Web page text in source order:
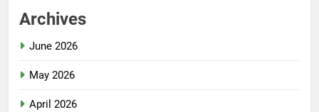
Archives
June 2026
May 2026
April 2026